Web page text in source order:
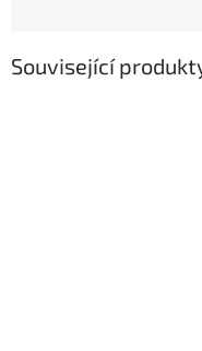
Související